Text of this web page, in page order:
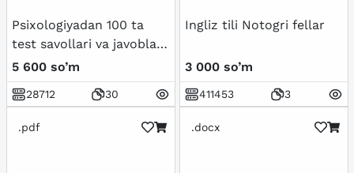
Psixologiyadan 100 ta
test savollari va javoblari
bilan birgalikda
5 600 so’m
28712 30
Ingliz tili Notogri fellar
3 000 so’m
411453 3
.pdf .docx